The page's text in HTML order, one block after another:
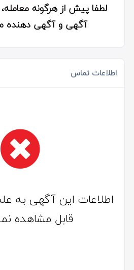
لطفا پیش از هرگونه
آگهی و آگهی دهنده
اطلاعات تماس
اطلاعات این آگهی
قابل مشاهده